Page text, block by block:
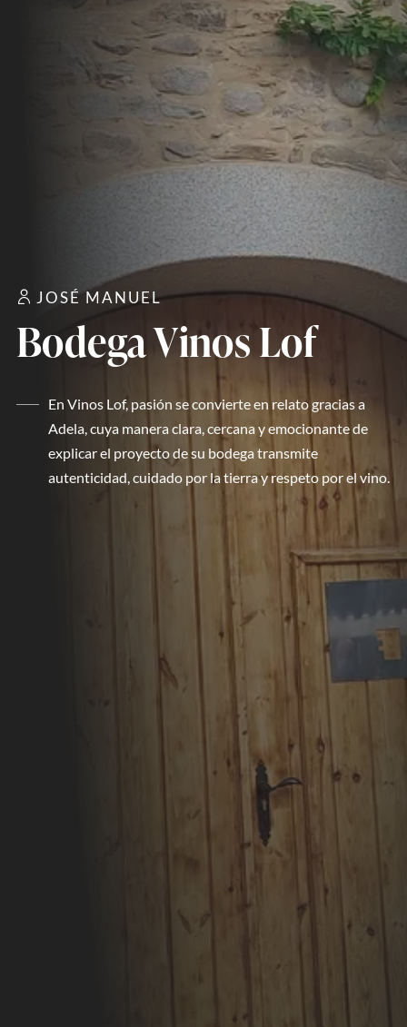
JOSÉ MANUEL
Bodega Vinos Lof
En Vinos Lof, pasión se convierte en relato gracias a
Adela, cuya manera clara, cercana y emocionante de
explicar el proyecto de su bodega transmite
autenticidad, cuidado por la tierra y respeto por el vino.